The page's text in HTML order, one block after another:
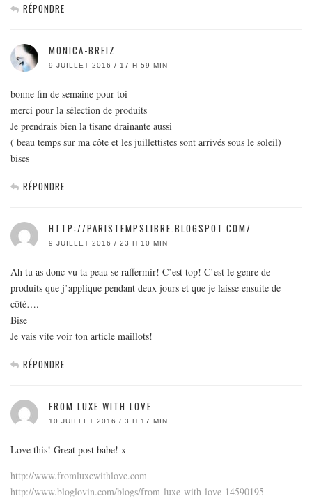
RÉPONDRE
MONICA-BREIZ
9 JUILLET 2016 / 17 H 59 MIN
bonne fin de semaine pour toi
merci pour la sélection de produits
Je prendrais bien la tisane drainante aussi
( beau temps sur ma côte et les juillettistes sont arrivés sous le soleil)
bises
RÉPONDRE
HTTP://PARISTEMPSLIBRE.BLOGSPOT.COM/
9 JUILLET 2016 / 23 H 10 MIN
Ah tu as donc vu ta peau se raffermir! C’est top! C’est le genre de
produits que j’applique pendant deux jours et que je laisse ensuite de
côté….
Bise
Je vais vite voir ton article maillots!
RÉPONDRE
FROM LUXE WITH LOVE
10 JUILLET 2016 / 3 H 17 MIN
Love this! Great post babe! x
http://www.fromluxewithlove.com
http://www.bloglovin.com/blogs/from-luxe-with-love-14590195